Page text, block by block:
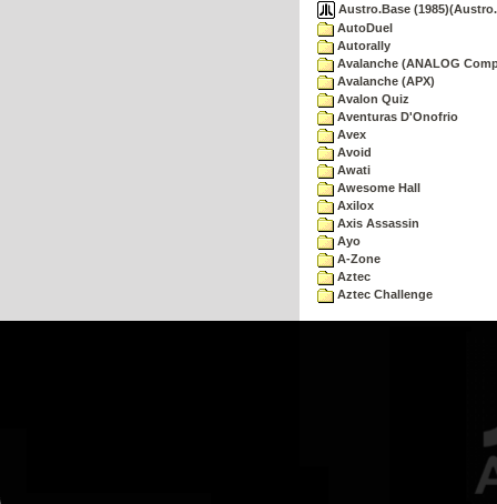
Austro.Base
AutoDuel
Autorally
Avalanche (ANALOG
Avalanche (APX)
Avalon Quiz
Aventuras D'Onofrio
Avex
Avoid
Awati
Awesome Hall
Axilox
Axis Assassin
Ayo
A-Zone
Aztec
Aztec Challenge